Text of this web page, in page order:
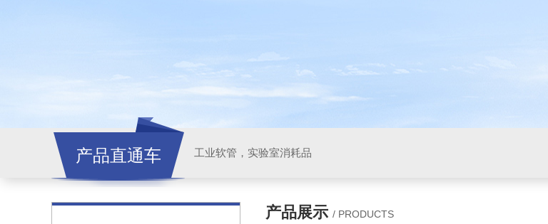
产品直通车 工业软管，实验室消耗品
产品展示 / PRODUCTS